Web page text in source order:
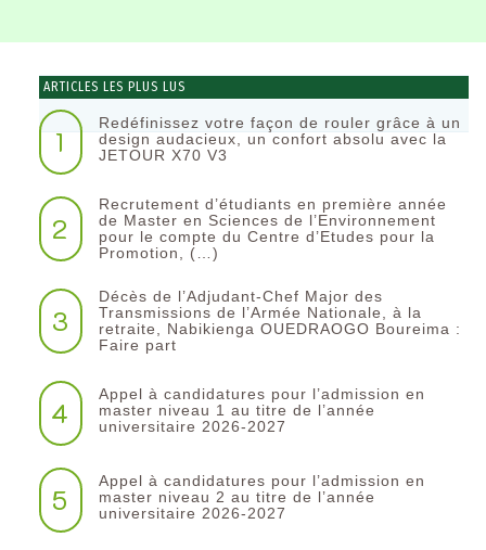
ARTICLES LES PLUS LUS
1
Redéfinissez votre façon de rouler grâce à un
design audacieux, un confort absolu avec la
JETOUR X70 V3
2
Recrutement d’étudiants en première année
de Master en Sciences de l’Environnement
pour le compte du Centre d’Etudes pour la
Promotion, (…)
3
Décès de l’Adjudant-Chef Major des
Transmissions de l’Armée Nationale, à la
retraite, Nabikienga OUEDRAOGO Boureima :
Faire part
4
Appel à candidatures pour l’admission en
master niveau 1 au titre de l’année
universitaire 2026-2027
5
Appel à candidatures pour l’admission en
master niveau 2 au titre de l’année
universitaire 2026-2027